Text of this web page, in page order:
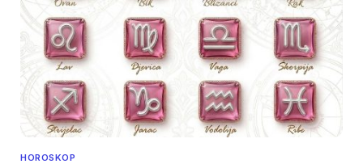
HOROSKOP